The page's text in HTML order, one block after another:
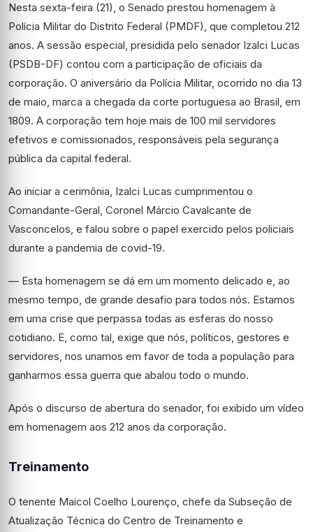
Nesta sexta-feira (21), o Senado prestou homenagem à
Polícia Militar do Distrito Federal (PMDF), que completou 212
anos. A sessão especial, presidida pelo senador Izalci Lucas
(PSDB-DF) contou com a participação de oficiais da
corporação. O aniversário da Polícia Militar, ocorrido no dia 13
de maio, marca a chegada da corte portuguesa ao Brasil, em
1809. A corporação tem hoje mais de 100 mil servidores
efetivos e comissionados, responsáveis pela segurança
pública da capital federal.
Ao iniciar a cerimônia, Izalci Lucas cumprimentou o
Comandante-Geral, Coronel Márcio Cavalcante de
Vasconcelos, e falou sobre o papel exercido pelos policiais
durante a pandemia de covid-19.
— Esta homenagem se dá em um momento delicado e, ao
mesmo tempo, de grande desafio para todos nós. Estamos
em uma crise que perpassa todas as esferas do nosso
cotidiano. E, como tal, exige que nós, políticos, gestores e
servidores, nos unamos em favor de toda a população para
ganharmos essa guerra que abalou todo o mundo.
Após o discurso de abertura do senador, foi exibido um vídeo
em homenagem aos 212 anos da corporação.
Treinamento
O tenente Maicol Coelho Lourenço, chefe da Subseção de
Atualização Técnica do Centro de Treinamento e